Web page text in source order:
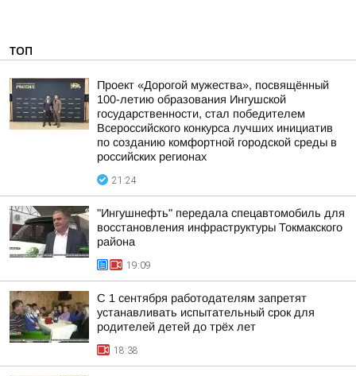
ТОП
Проект «Дорогой мужества», посвящённый
100-летию образования Ингушской
государственности, стал победителем
Всероссийского конкурса лучших инициатив
по созданию комфортной городской среды в
российских регионах
21:24
"Ингушнефть" передала спецавтомобиль для
восстановления инфраструктуры Токмакского
района
19:09
С 1 сентября работодателям запретят
устанавливать испытательный срок для
родителей детей до трёх лет
18:38